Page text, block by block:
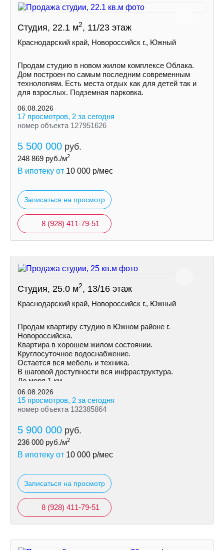
Студия, 22.1 м2, 11/23 этаж
Краснодарский край, Новороссийск г., Южный
Продам студию в новом жилом комплексе Облака.
Дом построен по самым последним современным
технологиям. Есть места отдых как для детей так и
для взрослых. Подземная парковка.
06.08.2026
17 просмотров, 2 за сегодня
номер объекта 127951626
5 500 000 руб.
248 869 руб./м2
В ипотеку от 10 000 р/мес
Записаться на просмотр
8 (928) 411-79-51
Студия, 25.0 м2, 13/16 этаж
Краснодарский край, Новороссийск г., Южный
Продам квартиру студию в Южном районе г.
Новороссийска.
Квартира в хорошем жилом состоянии.
Круглосуточное водоснабжение.
Остается вся мебель и техника.
В шаговой доступности вся инфраструктура.
До моря 1 км.
06.08.2026
15 просмотров, 2 за сегодня
номер объекта 132385864
5 900 000 руб.
236 000 руб./м2
В ипотеку от 10 000 р/мес
Записаться на просмотр
8 (928) 411-79-51